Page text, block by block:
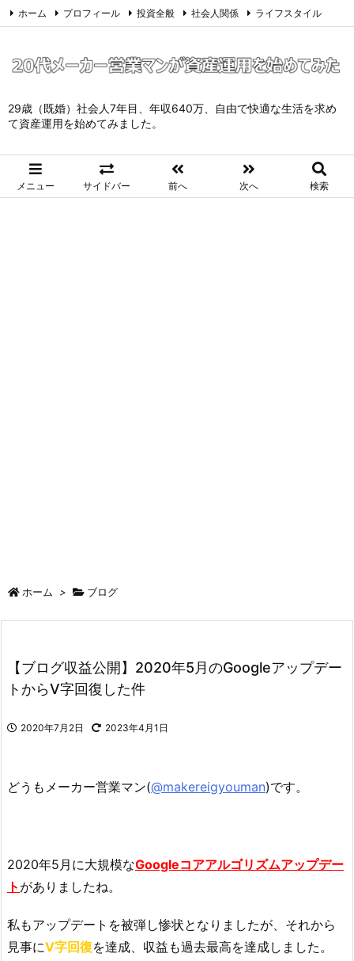
29歳（既婚）社会人7年目、年収640万、自由で快適な生活を求め
て資産運用を始めてみました。
メニュー サイドバー 前へ 次へ 検索
ホーム プロフィール 投資全般 社会人関係 ライフスタイル
Feedly
ホーム > ブログ
【ブログ収益公開】2020年5月のGoogleアップデー
トからV字回復した件
2020年7月2日 2023年4月1日
どうもメーカー営業マン(@makereigyouman)です。
2020年5月に大規模なGoogleコアアルゴリズムアップデー
ト がありましたね。
私もアップデートを被弾し惨状となりましたが、それから
見事にV字回復を達成、収益も過去最高を達成しました。